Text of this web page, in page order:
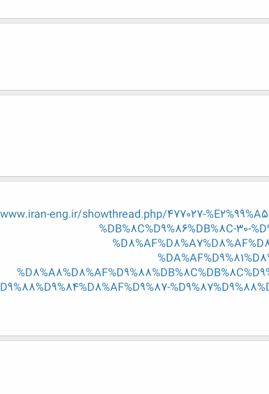
eng.ir/showthread.php/477027-
%DB%8C%D9%86%DB%8C-30-